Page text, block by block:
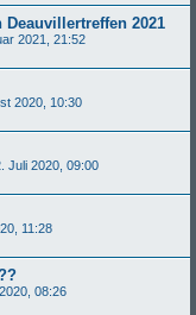
2021
2021, 21:52
2020, 10:30
Juli 2020, 09:00
11:28
08:26